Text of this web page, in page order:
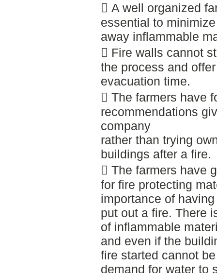
 A well organized
essential to
away inflammable
 Fire walls cannot
the process and
evacuation time.
 The farmers have
recommendations
company
rather than trying
buildings after a fire.
 The farmers have
for fire protecting
importance of
put out a fire. There
of inflammable
and even if the
fire started cannot
demand for water to